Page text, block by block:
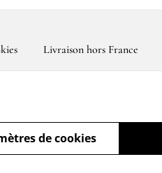
Livraison hors France
de cookies